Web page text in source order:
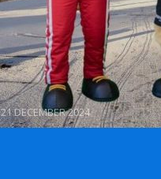
21 DECEMBER 2024